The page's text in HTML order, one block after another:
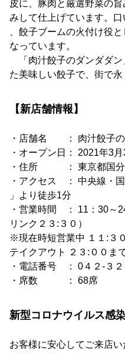
皮に、豚肉と厳選野菜の
みして仕上げています。
、餃子ブームの火付け役
なっています。
「肉汁餃子のダンダダン
た美味しい餃子で、街で永
【新店舗情報】
・店舗名 ： 肉汁餃子の
・オープン日： 2021年3
・住所 ： 東京都国分
・アクセス ： 中央線・
」より徒歩1分
・営業時間 ： 11：30～
リンク２３:３０）
※現在時短営業中 １１:３
テイクアウト ２３:００ま
・電話番号 ： 0４２-３２
・席数 ： 68席
新型コロナウイルス感
お客様に安心してご来店